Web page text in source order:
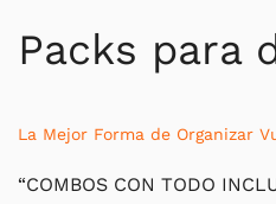
Packs para
La Mejor Forma de Organizar
“COMBOS CON TODO